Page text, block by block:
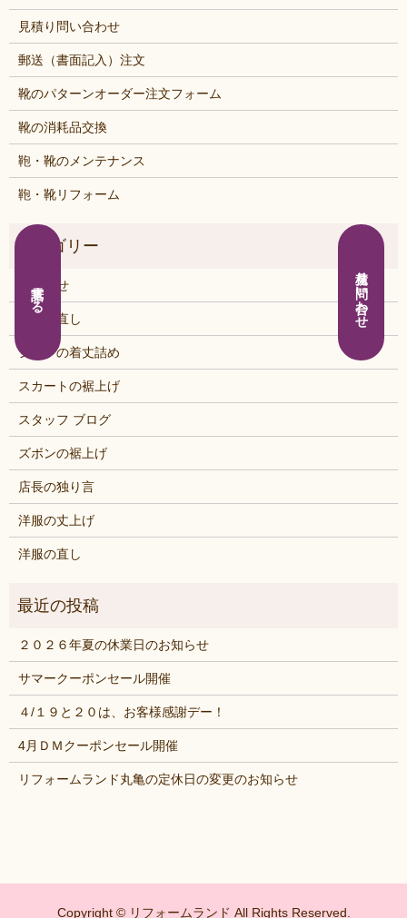
見積り問い合わせ
郵送（書面記入）注文
靴のパターンオーダー注文フォーム
靴の消耗品交換
鞄・靴のメンテナンス
鞄・靴リフォーム
お知らせ
くつの直し
シャツの着丈詰め
スカートの裾上げ
スタッフ ブログ
ズボンの裾上げ
店長の独り言
洋服の丈上げ
洋服の直し
２０２６年夏の休業日のお知らせ
サマークーポンセール開催
４/１９と２０は、お客様感謝デー！
4月ＤＭクーポンセール開催
リフォームランド丸亀の定休日の変更のお知らせ
Copyright © リフォームランド All Rights Reserved.
電話する 見積り問い合わせ